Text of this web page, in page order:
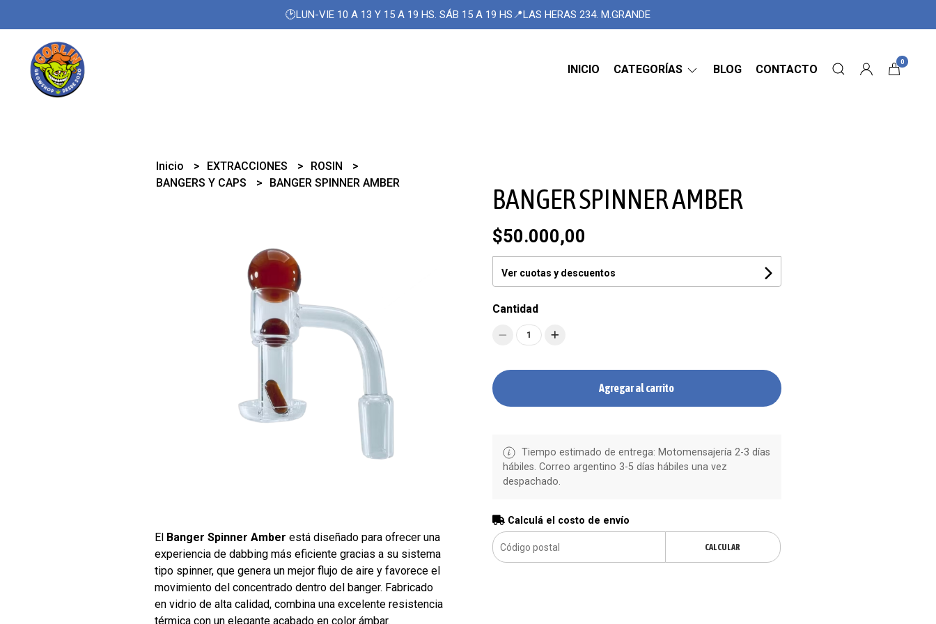
🕑LUN-VIE 10 A 13 Y 15 A 19 HS. SÁB 15 A 19 HS📍LAS HERAS 234. M.GRANDE
INICIO CATEGORÍAS BLOG CONTACTO
0
Inicio EXTRACCIONES
ROSIN
BANGERS Y CAPS
BANGER SPINNER AMBER
El Banger Spinner Amber está diseñado para ofrecer una
experiencia de dabbing más eficiente gracias a su sistema
tipo spinner, que genera un mejor flujo de aire y favorece el
movimiento del concentrado dentro del banger. Fabricado
en vidrio de alta calidad, combina una excelente resistencia
térmica con un elegante acabado en color ámbar.
BANGER SPINNER AMBER
$50.000,00
Ver cuotas y descuentos
Cantidad
1
Agregar al carrito
Tiempo estimado de entrega: Motomensajería 2-3 días
hábiles. Correo argentino 3-5 días hábiles una vez
despachado.
Calculá el costo de envío
CALCULAR